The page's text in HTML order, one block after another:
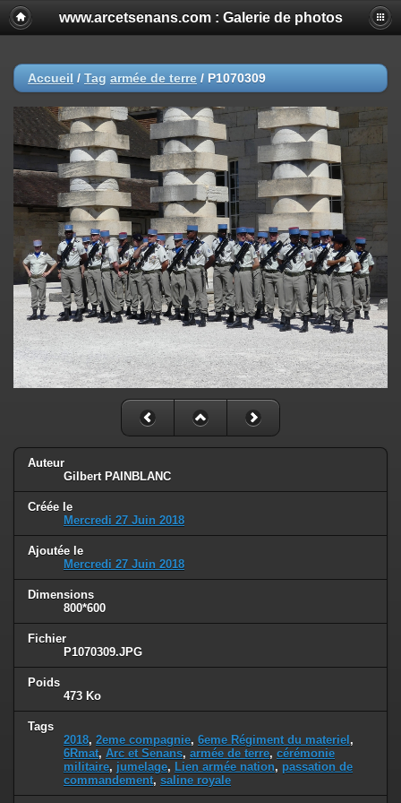
www.arcetsenans.com : Galerie de photos
Accueil / Tag armée de terre / P1070309
Auteur
Gilbert PAINBLANC
Créée le
Mercredi 27 Juin 2018
Ajoutée le
Mercredi 27 Juin 2018
Dimensions
800*600
Fichier
P1070309.JPG
Poids
473 Ko
Tags
2018, 2eme compagnie, 6eme Régiment du materiel ,
6Rmat, Arc et Senans, armée de terre, cérémonie
militaire, jumelage, Lien armée nation, passation de
commandement, saline royale